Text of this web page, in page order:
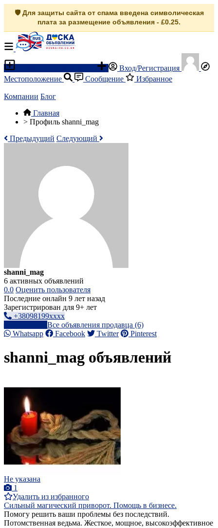
🛡️ Для защиты сайта от спама введена символическая
плата за размещение объявления - £0.25.
Вход/Регистрация
Местоположение
Сообщение Избранное
Компании Блог
Главная
> Профиль shanni_mag
Предыдущий Следующий
shanni_mag
6 активных объявлений
0.0 Оценить пользователя
Последние онлайн 9 лет назад
Зарегистрирован для 9+ лет
+38098199xxxx
Все объявления продавца (6)
Whatsapp
Facebook Twitter Pinterest
shanni_mag объявлений
Не указана
1
Удалить из избранного
Сильный магический приворот. Помощь в бизнесе.
Помогу решить ваши проблемы без последствий.
Потомственная ведьма. Жесткое, мощное, высокоэффективное